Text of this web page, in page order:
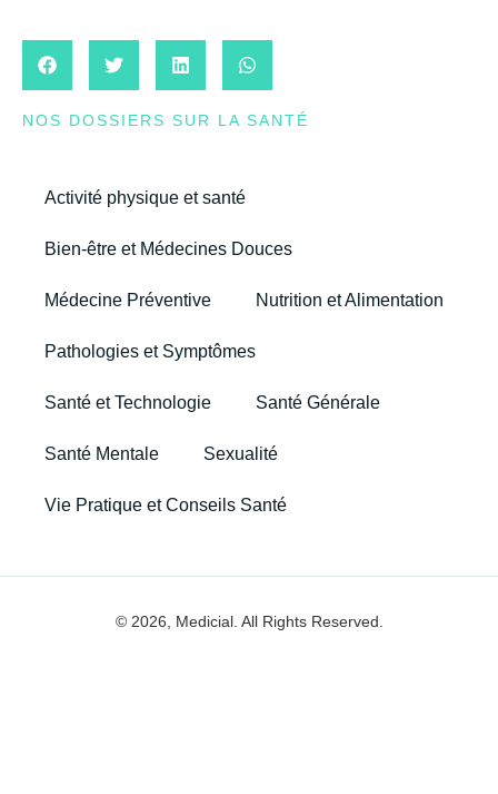
NOS DOSSIERS SUR LA SANTÉ
Activité physique et santé
Bien-être et Médecines Douces
Médecine Préventive Nutrition et Alimentation
Pathologies et Symptômes
Santé et Technologie Santé Générale
Santé Mentale Sexualité
Vie Pratique et Conseils Santé
© 2026, Medicial. All Rights Reserved.